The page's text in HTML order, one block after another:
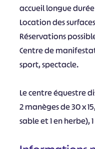
accueil longue durée
Location des
Réservations
Centre de
sport, spectacle.
Le centre équestre
2 manèges de 30 x
sable et 1 en herbe),